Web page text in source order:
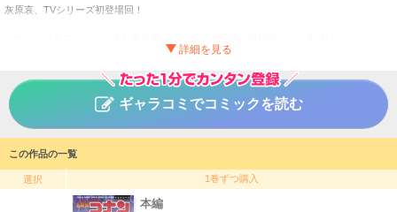
灰原哀、TVシリーズ初登場回！
とある事件を一緒に解決した二人。彼女を家まで送る途中でコナンは、哀の口から思い
灰原哀の初登場回を、アニメコミックス初収録！
少年サンデーコミックスビジュアルセレクション 名探偵コ
ナン 黒ずくめの組織から来た女／黒ずくめの組織との再会
作者
ジャンル 少年／サスペンス・ミステリー
週刊少年サンデー
ギャラコミでコミックを読む
この作品の一覧
選択 1巻ずつ購入
本編